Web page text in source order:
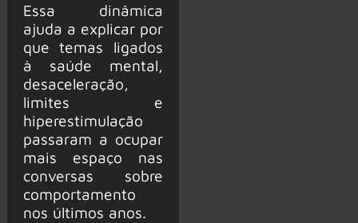
Essa dinâmica
ajuda a explicar por
que temas ligados
à saúde mental,
desaceleração,
limites e
hiperestimulação
passaram a ocupar
mais espaço nas
conversas sobre
comportamento
nos últimos anos.